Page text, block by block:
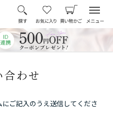
合わせ
ご記入のうえ送信してくださ